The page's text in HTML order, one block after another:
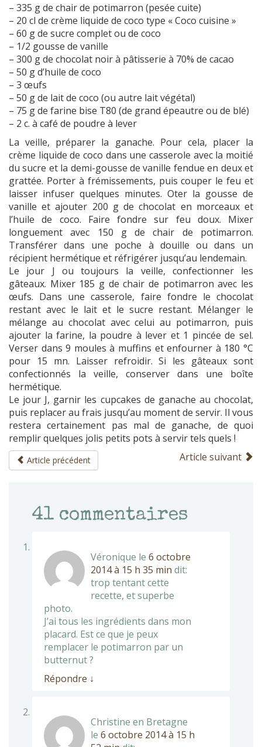
– 335 g de chair de potimarron (pesée cuite)
– 20 cl de crème liquide de coco type « Coco cuisine »
– 60 g de sucre complet ou de coco
– 1/2 gousse de vanille
– 300 g de chocolat noir à pâtisserie à 70% de cacao
– 50 g d’huile de coco
– 3 œufs
– 50 g de lait de coco (ou autre lait végétal)
– 75 g de farine bise T80 (de grand épeautre ou de blé)
– 2 c. à café de poudre à lever
La veille, préparer la ganache. Pour cela, placer la
crème liquide de coco dans une casserole avec la moitié
du sucre et la demi-gousse de vanille fendue en deux et
grattée. Porter à frémissements, puis couper le feu et
laisser infuser quelques minutes. Oter la gousse de
vanille et ajouter 200 g de chocolat en morceaux et
l’huile de coco. Faire fondre sur feu doux. Mixer
longuement avec 150 g de chair de potimarron.
Transférer dans une poche à douille ou dans un
récipient hermétique et réfrigérer jusqu’au lendemain.
Le jour J ou toujours la veille, confectionner les
gâteaux. Mixer 185 g de chair de potimarron avec les
œufs. Dans une casserole, faire fondre le chocolat
restant avec le lait et le sucre restant. Mélanger le
mélange au chocolat avec celui au potimarron, puis
ajouter la farine, la poudre à lever et 1 pincée de sel.
Verser dans 9 moules à muffins et enfourner à 180 °C
pour 15 mn. Laisser refroidir. Si les gâteaux sont
confectionnés la veille, conserver dans une boîte
hermétique.
Le jour J, garnir les cupcakes de ganache au chocolat,
puis replacer au frais jusqu’au moment de servir. Il vous
restera certainement pas mal de ganache, de quoi
remplir quelques jolis petits pots à servir tels quels !
Article précédent Article suivant
41 commentaires
Véronique le 6 octobre
2014 à 15 h 35 min dit:
trop tentant cette
recette, et superbe
photo.
J’ai tous les ingrédients dans mon
placard. Est ce que je peux
remplacer le potimarron par un
butternut ?
Répondre ↓
Christine en Bretagne
le 6 octobre 2014 à 15 h